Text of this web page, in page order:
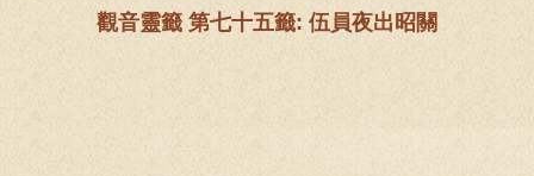
觀音靈籤 第七十五籤: 伍員夜出昭關